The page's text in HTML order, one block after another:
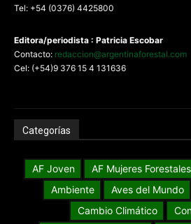
Tel: +54 (0376) 4425800
Editora/periodista : Patricia Escobar
Contacto: redaccion@argentinaforestal.com
Cel: (+54)9 376 15 4 131636
Categorías
AF Joven AF Mujeres Forestales
Ambiente
Aves del Mundo
Cambio Climático